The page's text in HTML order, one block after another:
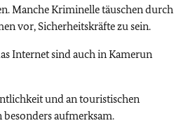
Manche Kriminelle täuschen durch
vor, Sicherheitskräfte zu sein.
Internet sind auch in Kamerun
und an touristischen
aufmerksam.